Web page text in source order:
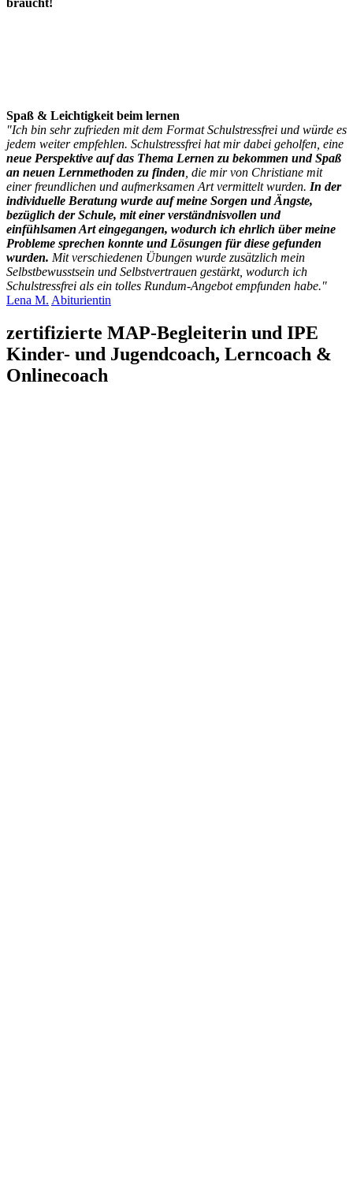
Spaß & Leichtigkeit beim lernen
"Ich bin sehr zufrieden mit dem Format Schulstressfrei und würde es
jedem weiter empfehlen. Schulstressfrei hat mir dabei geholfen, eine
neue Perspektive auf das Thema Lernen zu bekommen und Spaß
an neuen Lernmethoden zu finden , die mir von Christiane mit
einer freundlichen und aufmerksamen Art vermittelt wurden. In der
individuelle Beratung wurde auf meine Sorgen und Ängste,
bezüglich der Schule, mit einer verständnisvollen und
einfühlsamen Art eingegangen, wodurch ich ehrlich über meine
Probleme sprechen konnte und Lösungen für diese gefunden
wurden. Mit verschiedenen Übungen wurde zusätzlich mein
Selbstbewusstsein und Selbstvertrauen gestärkt, wodurch ich
Schulstressfrei als ein tolles Rundum-Angebot empfunden habe."
Lena M. Abiturientin
zertifizierte MAP-Begleiterin und IPE
Kinder- und Jugendcoach, Lerncoach &
Onlinecoach